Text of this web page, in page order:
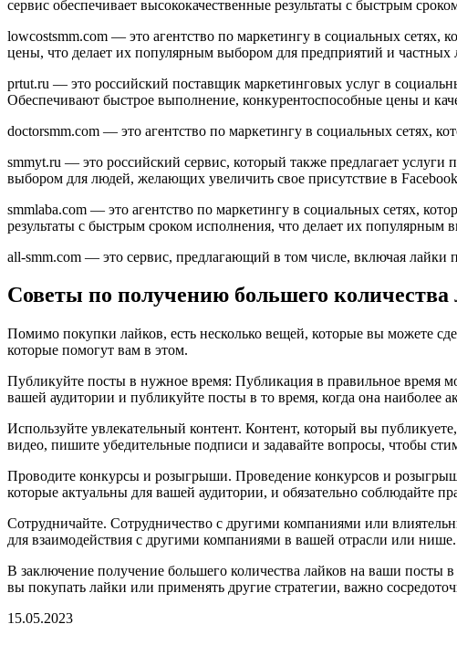
сервис обеспечивает высококачественные результаты с быстрым
lowcostsmm.com — это агентство по маркетингу в социальных сетях,
цены, что делает их популярным выбором для предприятий и
prtut.ru — это российский поставщик маркетинговых услуг в
Обеспечивают быстрое выполнение, конкурентоспособные цены и
doctorsmm.com — это агентство по маркетингу в социальных сетях,
smmyt.ru — это российский сервис, который также предлагает
выбором для людей, желающих увеличить свое присутствие в
smmlaba.com — это агентство по маркетингу в социальных сетях,
результаты с быстрым сроком исполнения, что делает их
all-smm.com — это сервис, предлагающий в том числе, включая
Советы по получению большего
Помимо покупки лайков, есть несколько вещей, которые вы можете
которые помогут вам в этом.
Публикуйте посты в нужное время: Публикация в правильное время
вашей аудитории и публикуйте посты в то время, когда она наиболее
Используйте увлекательный контент. Контент, который вы
видео, пишите убедительные подписи и задавайте вопросы, чтобы
Проводите конкурсы и розыгрыши. Проведение конкурсов и
которые актуальны для вашей аудитории, и обязательно соблюдайте
Сотрудничайте. Сотрудничество с другими компаниями или
для взаимодействия с другими компаниями в вашей отрасли или нише.
В заключение получение большего количества лайков на ваши посты
вы покупать лайки или применять другие стратегии, важно
15.05.2023